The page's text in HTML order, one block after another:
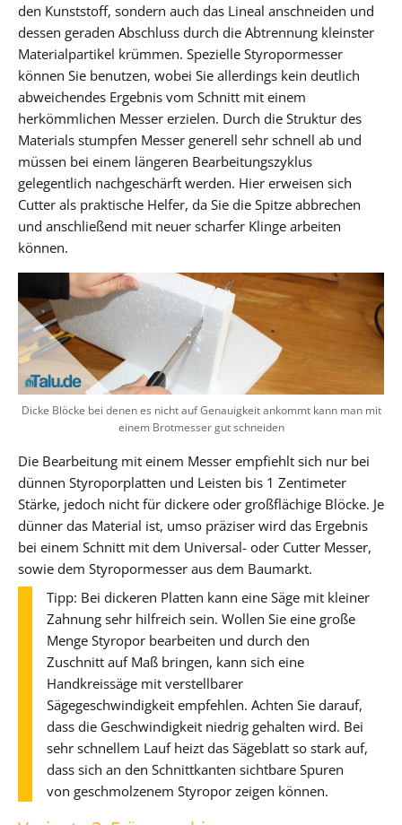
den Kunststoff, sondern auch das Lineal anschneiden und
dessen geraden Abschluss durch die Abtrennung kleinster
Materialpartikel krümmen. Spezielle Styropormesser
können Sie benutzen, wobei Sie allerdings kein deutlich
abweichendes Ergebnis vom Schnitt mit einem
herkömmlichen Messer erzielen. Durch die Struktur des
Materials stumpfen Messer generell sehr schnell ab und
müssen bei einem längeren Bearbeitungszyklus
gelegentlich nachgeschärft werden. Hier erweisen sich
Cutter als praktische Helfer, da Sie die Spitze abbrechen
und anschließend mit neuer scharfer Klinge arbeiten
können.
Dicke Blöcke bei denen es nicht auf Genauigkeit ankommt kann man mit
einem Brotmesser gut schneiden
Die Bearbeitung mit einem Messer empfiehlt sich nur bei
dünnen Styroporplatten und Leisten bis 1 Zentimeter
Stärke, jedoch nicht für dickere oder großflächige Blöcke. Je
dünner das Material ist, umso präziser wird das Ergebnis
bei einem Schnitt mit dem Universal- oder Cutter Messer,
sowie dem Styropormesser aus dem Baumarkt.
Tipp: Bei dickeren Platten kann eine Säge mit kleiner
Zahnung sehr hilfreich sein. Wollen Sie eine große
Menge Styropor bearbeiten und durch den
Zuschnitt auf Maß bringen, kann sich eine
Handkreissäge mit verstellbarer
Sägegeschwindigkeit empfehlen. Achten Sie darauf,
dass die Geschwindigkeit niedrig gehalten wird. Bei
sehr schnellem Lauf heizt das Sägeblatt so stark auf,
dass sich an den Schnittkanten sichtbare Spuren
von geschmolzenem Styropor zeigen können.